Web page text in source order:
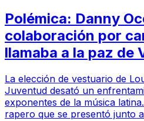
Polémica: Danny
colaboración por
llamaba a la paz de
La elección de vestuario de
Juventud desató un
exponentes de la música
rapero que se presentó junto